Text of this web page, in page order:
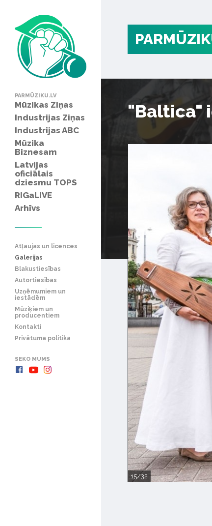
PARMŪZIKU.LV
Mūzikas Ziņas
Industrijas Ziņas
Industrijas ABC
Mūzika
Biznesam
Latvijas
oficiālais
dziesmu TOPS
RIGaLIVE
Arhīvs
Atļaujas un licences
Galerijas
Blakustiesības
Autortiesības
Uzņēmumiem un
iestādēm
Mūziķiem un
producentiem
Kontakti
Privātuma politika
SEKO MUMS
"Baltica"
15/32